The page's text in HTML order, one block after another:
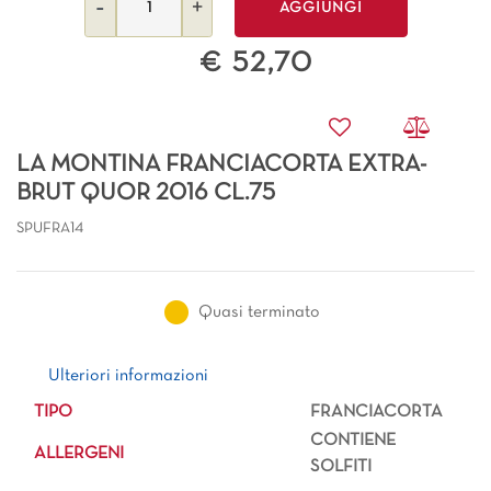
AGGIUNGI
€ 52,70
LA MONTINA FRANCIACORTA EXTRA-
BRUT QUOR 2016 CL.75
SPUFRA14
Quasi terminato
Ulteriori informazioni
Ulteriori informazioni
TIPO FRANCIACORTA
ALLERGENI
CONTIENE
SOLFITI